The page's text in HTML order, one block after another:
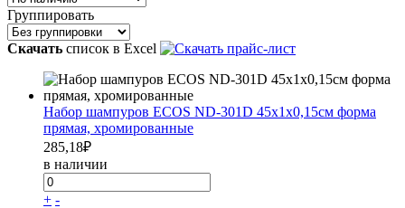
Группировать
Скачать список в Excel
Набор шампуров ECOS ND-301D 45x1x0,15см форма
прямая, хромированные
285,18₽
в наличии
+ -